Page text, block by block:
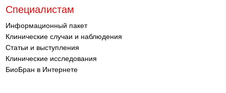
Специалистам
Информационный пакет
Клинические случаи и наблюдения
Статьи и выступления
Клинические исследования
БиоБран в Интернете